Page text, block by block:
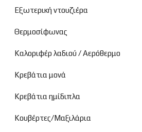
Εξωτερική ντουζιέρα
Θερμοσίφωνας
Καλοριφέρ λαδιού / Αερόθερμο
Κρεβάτια μονά
Κρεβάτια ημίδιπλα
Κουβέρτες/Μαξιλάρια